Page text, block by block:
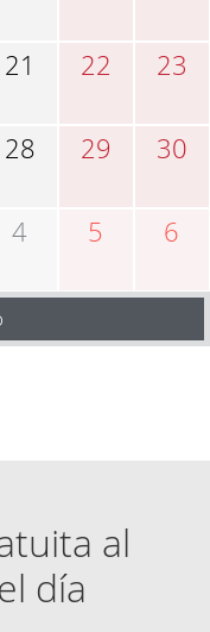
21 22 23
28 29 30
4 5 6
al
día